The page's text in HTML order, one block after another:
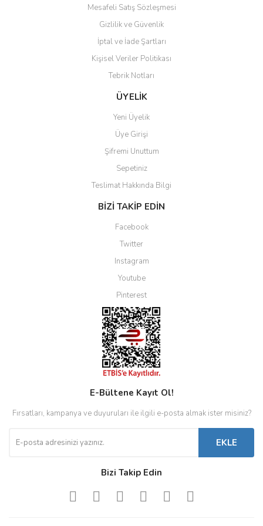
Gönder
Mesafeli Satış Sözleşmesi
Gizlilik ve Güvenlik
İptal ve İade Şartları
Kişisel Veriler Politikası
Tebrik Notları
ÜYELİK
Yeni Üyelik
Üye Girişi
Şifremi Unuttum
Sepetiniz
Teslimat Hakkında Bilgi
BİZİ TAKİP EDİN
Facebook
Twitter
Instagram
Youtube
Pinterest
E-Bültene Kayıt Ol!
Fırsatları, kampanya ve duyuruları ile ilgili e-posta almak ister misiniz?
EKLE
Bizi Takip Edin